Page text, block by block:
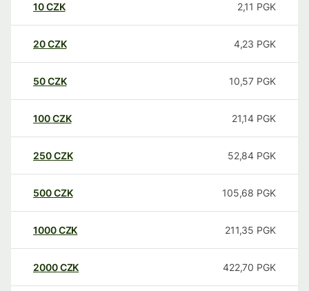
10CZK 2,11 PGK
20CZK 4,23 PGK
50CZK 10,57 PGK
100CZK 21,14 PGK
250CZK 52,84 PGK
500CZK 105,68 PGK
1000CZK 211,35 PGK
2000CZK 422,70 PGK